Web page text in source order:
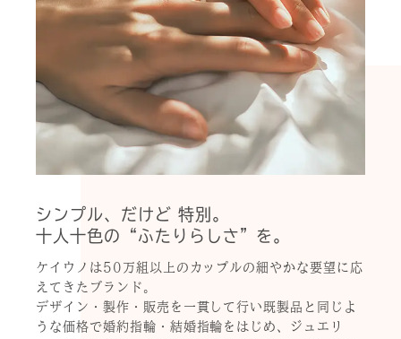
シンプル、だけど 特別。
十人十色の“ふたりらしさ”を。
ケイウノは50万組以上のカップルの細やかな要望に応
えてきたブランド。
デザイン・製作・販売を一貫して行い既製品と同じよ
うな価格で婚約指輪・結婚指輪をはじめ、ジュエリ